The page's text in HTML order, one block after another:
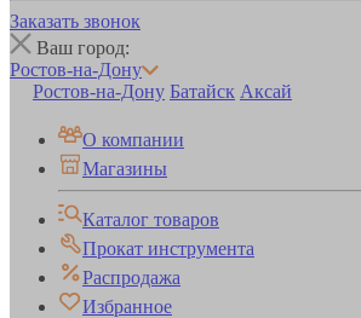
Заказать звонок
Ваш город:
Ростов-на-Дону
Ростов-на-Дону Батайск Аксай
О компании
Магазины
Каталог товаров
Прокат инструмента
Распродажа
Избранное